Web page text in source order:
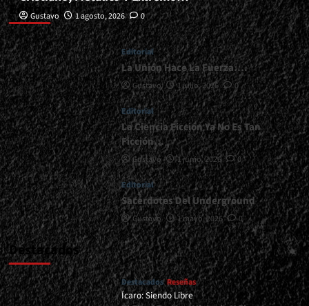
Editorial
Gustavo 1 agosto, 2026 0
Editorial
La Unión Hace La Fuerza….
Gustavo 1 julio, 2026 0
Editorial
La Ciencia Ficción Ya No Es Tan
Ficción…
Gustavo 1 junio, 2026 0
Editorial
Sacerdotes Del Underground
Gustavo 1 mayo, 2026 0
Destacados
Destacados Reseñas
Ícaro: Siendo Libre